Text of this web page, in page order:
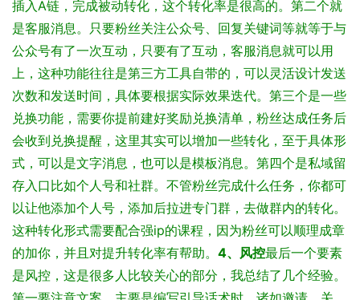
插入A链，完成被动转化，这个转化率是很高的。 第二个就
是客服消息。只要粉丝关注公众号、回复关键词等就等于与
公众号有了一次互动，只要有了互动，客服消息就可以用
上，这种功能往往是第三方工具自带的，可以灵活设计发送
次数和发送时间，具体要根据实际效果迭代。 第三个是一些
兑换功能，需要你提前建好奖励兑换清单，粉丝达成任务后
会收到兑换提醒，这里其实可以增加一些转化，至于具体形
式，可以是文字消息，也可以是模板消息。 第四个是私域留
存入口比如个人号和社群。不管粉丝完成什么任务，你都可
以让他添加个人号，添加后拉进专门群，去做群内的转化。
这种转化形式需要配合强ip的课程，因为粉丝可以顺理成章
的加你，并且对提升转化率有帮助。 4、风控最后一个要素
是风控，这是很多人比较关心的部分，我总结了几个经验。